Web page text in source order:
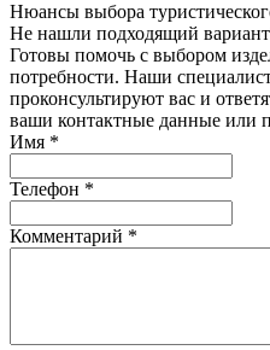
Нюансы выбора
Не нашли подходящий
Готовы помочь с выбором
потребности. Наши
проконсультируют вас и
ваши контактные данные или
Имя *
Телефон *
Комментарий *